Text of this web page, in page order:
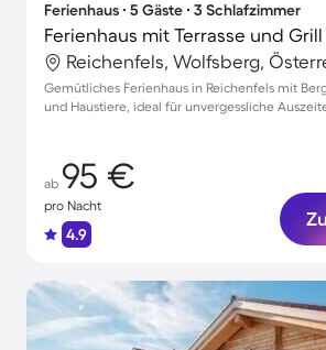
Ferienhaus ∙ 5 Gäste ∙ 3 Schlafzimmer
Ferienhaus mit Terrasse und
Reichenfels, Wolfsberg,
Gemütliches Ferienhaus in Reichenfels mit
und Haustiere, ideal für unvergessliche
ab 95 €
pro Nacht
4.9